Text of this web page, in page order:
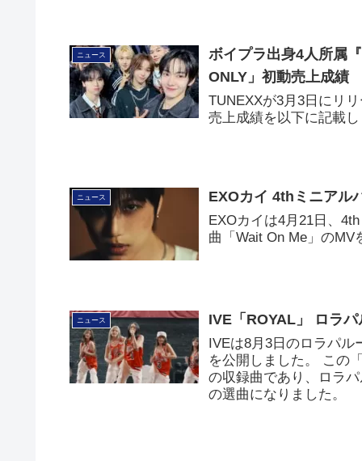
ニュース
ボイプラ出身4人所属
ONLY」初動売上成績
TUNEXXが3月3日にリ
売上成績を以下に記載
ニュース EXOカイ 4thミニアル
EXOカイは4月21日、
曲「Wait On Me」のMV
ニュース IVE「ROYAL」 ロラ
IVEは8月3日のロラパル
を公開しました。 この
の収録曲であり、ロラ
の選曲になりました。